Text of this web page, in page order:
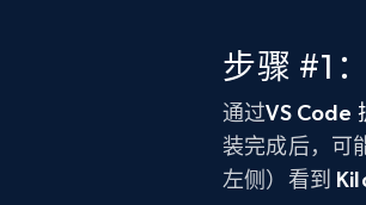
步骤 #1
通过VS Code
装完成后，可
左侧）看到